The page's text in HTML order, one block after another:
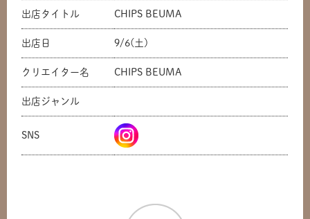
出店タイトル CHIPS BEUMA
出店日 9/6(土)
クリエイター名 CHIPS BEUMA
出店ジャンル
SNS